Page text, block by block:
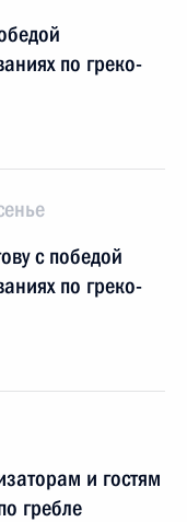
по греко-
с победой
по греко-
и гостям
гребле